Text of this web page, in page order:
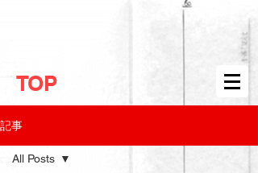
TOP
記事
All Posts